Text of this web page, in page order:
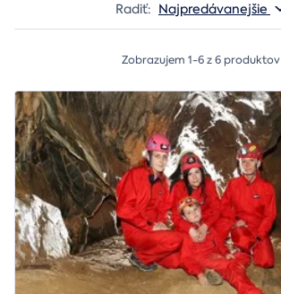
Radiť: Najpredávanejšie
Zobrazujem 1-6 z 6 produktov